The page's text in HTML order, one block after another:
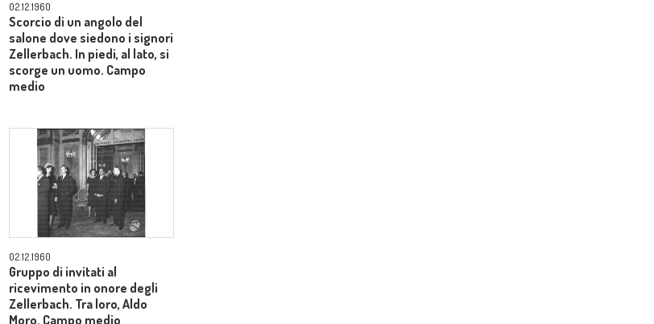
02.12.1960
Scorcio di un angolo del
salone dove siedono i signori
Zellerbach. In piedi, al lato, si
scorge un uomo. Campo
medio
02.12.1960
Gruppo di invitati al
ricevimento in onore degli
Zellerbach. Tra loro, Aldo
Moro. Campo medio